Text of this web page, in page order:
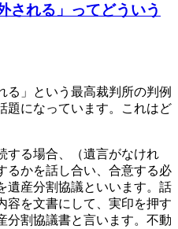
される」ってどういう
る」という最高裁判所の判例
題になっています。これはど
する場合、（遺言がなけれ
るかを話し合い、合意する必
遺産分割協議といいます。話
容を文書にして、実印を押す
分割協議書と言います。不動